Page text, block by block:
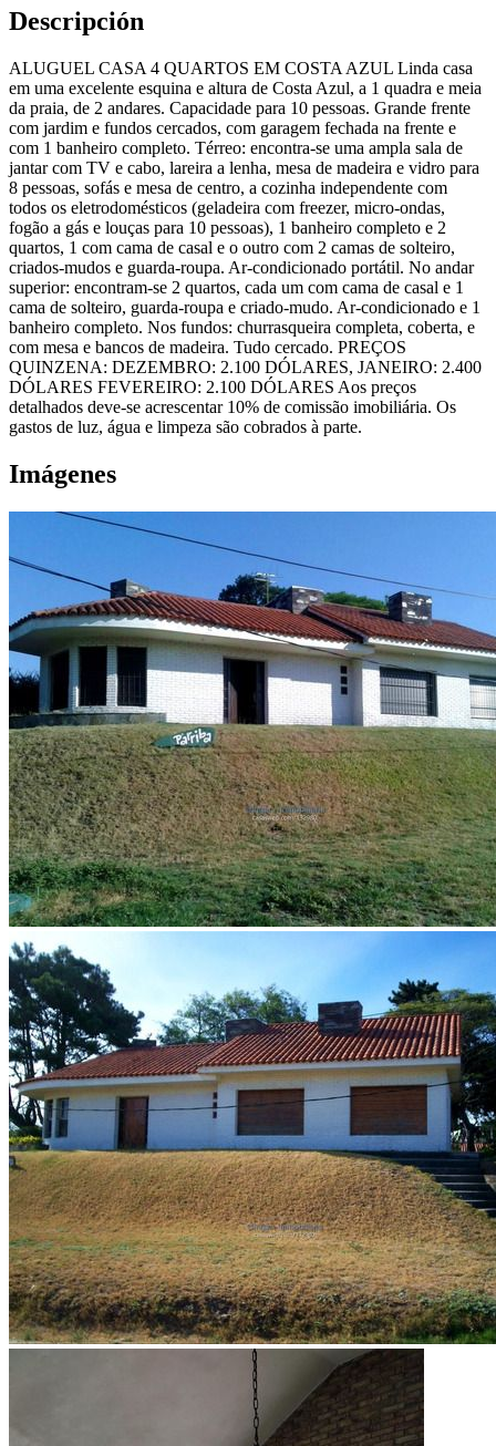
Descripción
ALUGUEL CASA 4 QUARTOS EM COSTA AZUL Linda casa
em uma excelente esquina e altura de Costa Azul, a 1 quadra e meia
da praia, de 2 andares. Capacidade para 10 pessoas. Grande frente
com jardim e fundos cercados, com garagem fechada na frente e
com 1 banheiro completo. Térreo: encontra-se uma ampla sala de
jantar com TV e cabo, lareira a lenha, mesa de madeira e vidro para
8 pessoas, sofás e mesa de centro, a cozinha independente com
todos os eletrodomésticos (geladeira com freezer, micro-ondas,
fogão a gás e louças para 10 pessoas), 1 banheiro completo e 2
quartos, 1 com cama de casal e o outro com 2 camas de solteiro,
criados-mudos e guarda-roupa. Ar-condicionado portátil. No andar
superior: encontram-se 2 quartos, cada um com cama de casal e 1
cama de solteiro, guarda-roupa e criado-mudo. Ar-condicionado e 1
banheiro completo. Nos fundos: churrasqueira completa, coberta, e
com mesa e bancos de madeira. Tudo cercado. PREÇOS
QUINZENA: DEZEMBRO: 2.100 DÓLARES, JANEIRO: 2.400
DÓLARES FEVEREIRO: 2.100 DÓLARES Aos preços
detalhados deve-se acrescentar 10% de comissão imobiliária. Os
gastos de luz, água e limpeza são cobrados à parte.
Imágenes